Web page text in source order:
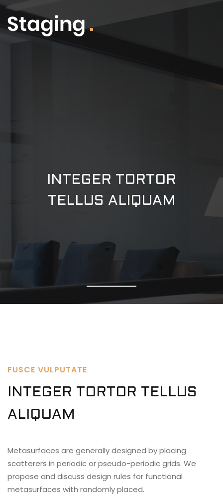
INTEGER TORTOR
TELLUS ALIQUAM
FUSCE VULPUTATE
INTEGER TORTOR TELLUS
ALIQUAM
Metasurfaces are generally designed by placing
scatterers in periodic or pseudo-periodic grids. We
propose and discuss design rules for functional
metasurfaces with randomly placed.